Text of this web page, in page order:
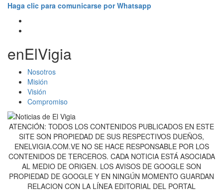
Haga clic para comunicarse por Whatsapp
enElVigia
Nosotros
Misión
Visión
Compromiso
ATENCIÓN: TODOS LOS CONTENIDOS PUBLICADOS EN ESTE
SITE SON PROPIEDAD DE SUS RESPECTIVOS DUEÑOS,
ENELVIGIA.COM.VE NO SE HACE RESPONSABLE POR LOS
CONTENIDOS DE TERCEROS. CADA NOTICIA ESTÁ ASOCIADA
AL MEDIO DE ORIGEN. LOS AVISOS DE GOOGLE SON
PROPIEDAD DE GOOGLE Y EN NINGÚN MOMENTO GUARDAN
RELACION CON LA LÍNEA EDITORIAL DEL PORTAL